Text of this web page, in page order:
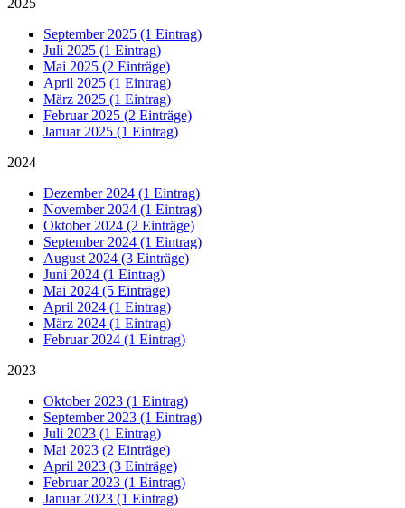
2025
September 2025 (1 Eintrag)
Juli 2025 (1 Eintrag)
Mai 2025 (2 Einträge)
April 2025 (1 Eintrag)
März 2025 (1 Eintrag)
Februar 2025 (2 Einträge)
Januar 2025 (1 Eintrag)
2024
Dezember 2024 (1 Eintrag)
November 2024 (1 Eintrag)
Oktober 2024 (2 Einträge)
September 2024 (1 Eintrag)
August 2024 (3 Einträge)
Juni 2024 (1 Eintrag)
Mai 2024 (5 Einträge)
April 2024 (1 Eintrag)
März 2024 (1 Eintrag)
Februar 2024 (1 Eintrag)
2023
Oktober 2023 (1 Eintrag)
September 2023 (1 Eintrag)
Juli 2023 (1 Eintrag)
Mai 2023 (2 Einträge)
April 2023 (3 Einträge)
Februar 2023 (1 Eintrag)
Januar 2023 (1 Eintrag)